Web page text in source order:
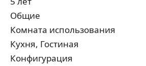
Общие
Комната использования
Кухня, Гостиная
Конфигурация